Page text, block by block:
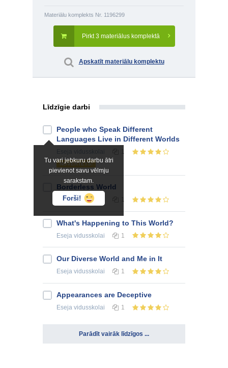
Materiālu komplekts Nr. 1196299
Pirkt 3 materiālus komplektā
Apskatīt materiālu komplektu
Līdzīgie darbi
Tu vari jebkuru darbu ātri
pievienot savu vēlmju
sarakstam.
Forši!
People who Speak Different
Languages Live in Different Worlds
1
NOVĒRTĒTS!
Borderless World
Esejavidusskolai 1
What's Happening to This World?
Eseja vidusskolai 1
Our Diverse World and Me in It
Eseja vidusskolai 1
Appearances are Deceptive
Eseja vidusskolai 1
Parādīt vairāk līdzīgos ...